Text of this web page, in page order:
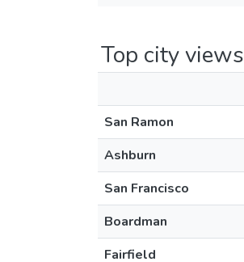
Top city views
San Ramon
Ashburn
San Francisco
Boardman
Fairfield